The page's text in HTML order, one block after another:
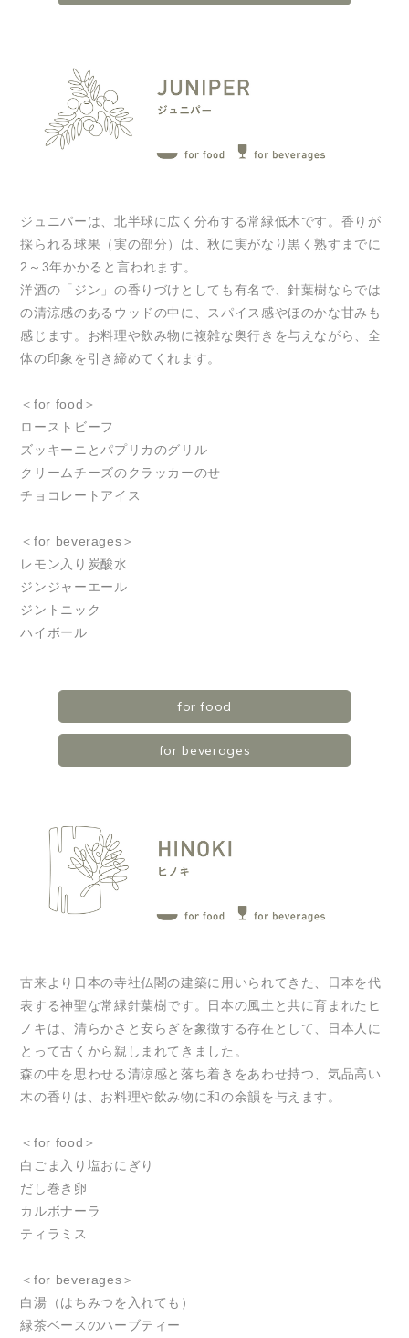
ジュニパーは、北半球に広く分布する常緑低木です。香りが
採られる球果（実の部分）は、秋に実がなり黒く熟すまでに
2～3年かかると言われます。
洋酒の「ジン」の香りづけとしても有名で、針葉樹ならでは
の清涼感のあるウッドの中に、スパイス感やほのかな甘みも
感じます。お料理や飲み物に複雑な奥行きを与えながら、全
体の印象を引き締めてくれます。
＜for food＞
ローストビーフ
ズッキーニとパプリカのグリル
クリームチーズのクラッカーのせ
チョコレートアイス
＜for beverages＞
レモン入り炭酸水
ジンジャーエール
ジントニック
ハイボール
for food
for beverages
古来より日本の寺社仏閣の建築に用いられてきた、日本を代
表する神聖な常緑針葉樹です。日本の風土と共に育まれたヒ
ノキは、清らかさと安らぎを象徴する存在として、日本人に
とって古くから親しまれてきました。
森の中を思わせる清涼感と落ち着きをあわせ持つ、気品高い
木の香りは、お料理や飲み物に和の余韻を与えます。
＜for food＞
白ごま入り塩おにぎり
だし巻き卵
カルボナーラ
ティラミス
＜for beverages＞
白湯（はちみつを入れても）
緑茶ベースのハーブティー